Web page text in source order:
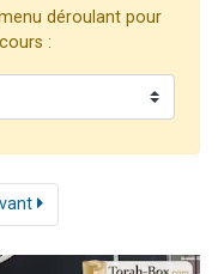
étudier en groupe sur Zoom
2 personnes viennent de nous rejoindre sur WhatsApp
déroulant pour
: